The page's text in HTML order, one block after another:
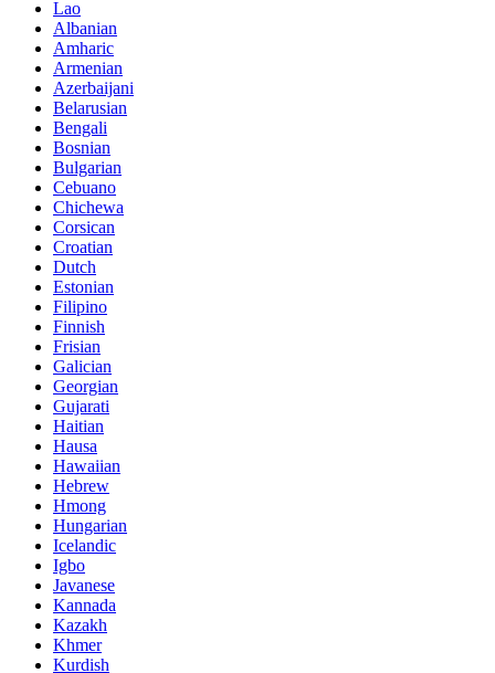
Lao
Albanian
Amharic
Armenian
Azerbaijani
Belarusian
Bengali
Bosnian
Bulgarian
Cebuano
Chichewa
Corsican
Croatian
Dutch
Estonian
Filipino
Finnish
Frisian
Galician
Georgian
Gujarati
Haitian
Hausa
Hawaiian
Hebrew
Hmong
Hungarian
Icelandic
Igbo
Javanese
Kannada
Kazakh
Khmer
Kurdish